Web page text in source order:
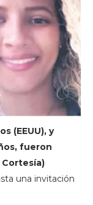
(EEUU), y
fueron
Cortesía)
una invitación